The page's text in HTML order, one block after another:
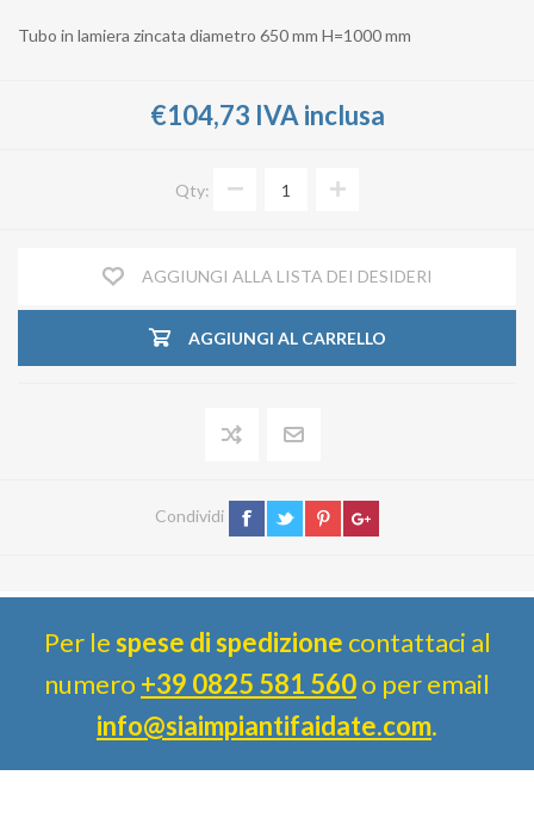
Tubo in lamiera zincata diametro 650 mm H=1000 mm
€104,73 IVA inclusa
Qty:
AGGIUNGI ALLA LISTA DEI DESIDERI
AGGIUNGI AL CARRELLO
Condividi
Per lespese di spedizione contattaci al
numero +39 0825 581 560o per email
info@siaimpiantifaidate.com.